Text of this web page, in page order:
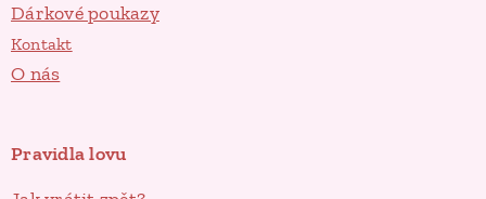
Dárkové poukazy
Kontakt
O nás
Pravidla lovu